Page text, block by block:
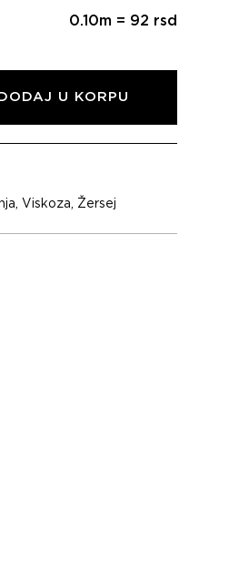
0.10m = 92 rsd
DODAJ U KORPU
, Viskoza, Žersej